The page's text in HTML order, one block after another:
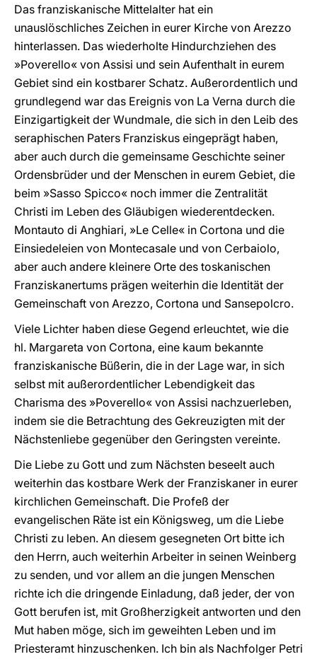
Das franziskanische Mittelalter hat ein
unauslöschliches Zeichen in eurer Kirche von Arezzo
hinterlassen. Das wiederholte Hindurchziehen des
»Poverello« von Assisi und sein Aufenthalt in eurem
Gebiet sind ein kostbarer Schatz. Außerordentlich und
grundlegend war das Ereignis von La Verna durch die
Einzigartigkeit der Wundmale, die sich in den Leib des
seraphischen Paters Franziskus eingeprägt haben,
aber auch durch die gemeinsame Geschichte seiner
Ordensbrüder und der Menschen in eurem Gebiet, die
beim »Sasso Spicco« noch immer die Zentralität
Christi im Leben des Gläubigen wiederentdecken.
Montauto di Anghiari, »Le Celle« in Cortona und die
Einsiedeleien von Montecasale und von Cerbaiolo,
aber auch andere kleinere Orte des toskanischen
Franziskanertums prägen weiterhin die Identität der
Gemeinschaft von Arezzo, Cortona und Sansepolcro.
Viele Lichter haben diese Gegend erleuchtet, wie die
hl. Margareta von Cortona, eine kaum bekannte
franziskanische Büßerin, die in der Lage war, in sich
selbst mit außerordentlicher Lebendigkeit das
Charisma des »Poverello« von Assisi nachzuerleben,
indem sie die Betrachtung des Gekreuzigten mit der
Nächstenliebe gegenüber den Geringsten vereinte.
Die Liebe zu Gott und zum Nächsten beseelt auch
weiterhin das kostbare Werk der Franziskaner in eurer
kirchlichen Gemeinschaft. Die Profeß der
evangelischen Räte ist ein Königsweg, um die Liebe
Christi zu leben. An diesem gesegneten Ort bitte ich
den Herrn, auch weiterhin Arbeiter in seinen Weinberg
zu senden, und vor allem an die jungen Menschen
richte ich die dringende Einladung, daß jeder, der von
Gott berufen ist, mit Großherzigkeit antworten und den
Mut haben möge, sich im geweihten Leben und im
Priesteramt hinzuschenken. Ich bin als Nachfolger Petri